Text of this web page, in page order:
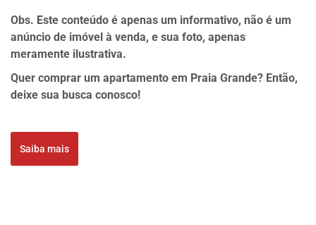
Obs. Este conteúdo é apenas um informativo, não é um
anúncio de imóvel à venda, e sua foto, apenas
meramente ilustrativa.
Quer comprar um apartamento em Praia Grande? Então,
deixe sua busca conosco!
Saiba mais